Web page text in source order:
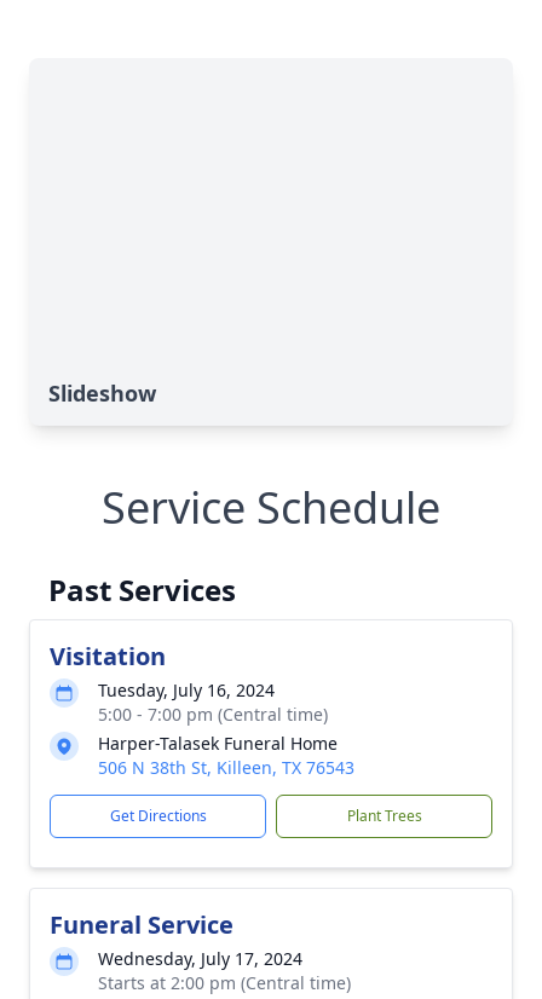
Slideshow
Service Schedule
Past Services
Visitation
Tuesday, July 16, 2024
5:00 - 7:00 pm (Central time)
Harper-Talasek Funeral Home
506 N 38th St, Killeen, TX 76543
Get Directions Plant Trees
Funeral Service
Wednesday, July 17, 2024
Starts at 2:00 pm (Central time)